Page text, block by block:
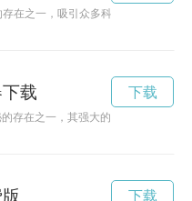
在之一，吸引众多科学家和探险家
载
存在之一，其强大的引力场和奇特
下载
下载